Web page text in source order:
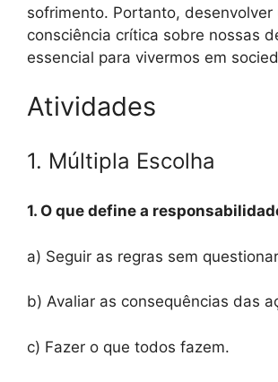
sofrimento. Portanto, desenvolver
consciência crítica sobre nossas
essencial para vivermos em
Atividades
1. Múltipla Escolha
1. O que define a
a) Seguir as regras sem
b) Avaliar as consequências das
c) Fazer o que todos fazem.